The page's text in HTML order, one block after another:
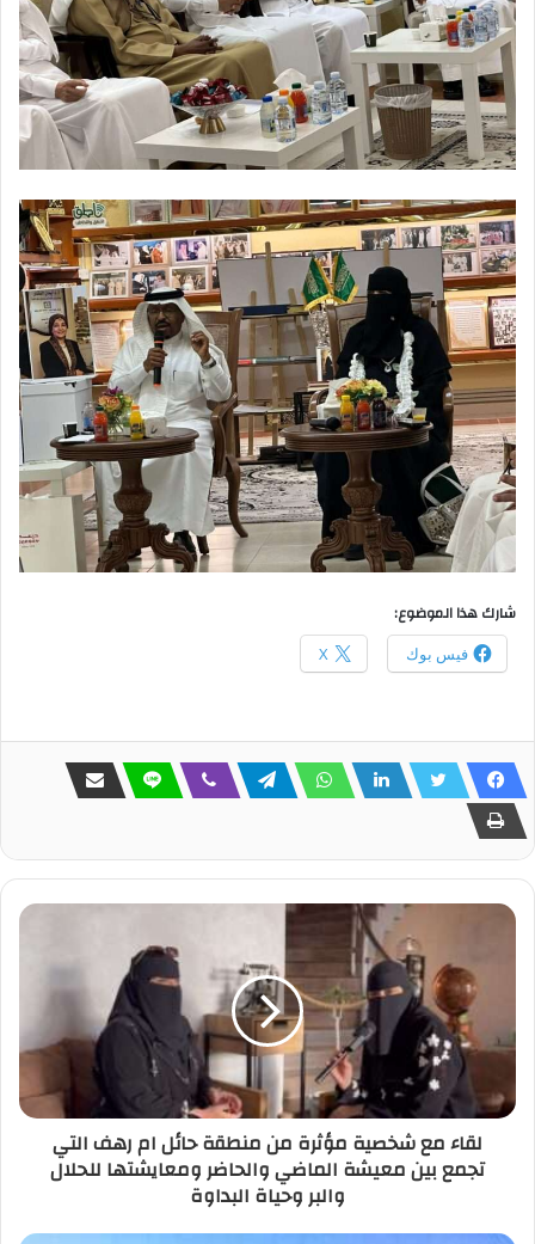
شارك هذا الموضوع:
فيس بوك X
لقاء مع شخصية مؤثرة من منطقة حائل ام رهف التي
تجمع بين معيشة الماضي والحاضر ومعايشتها للحلال
والبر وحياة البداوة